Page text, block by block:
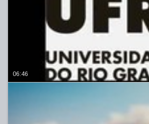
06:46